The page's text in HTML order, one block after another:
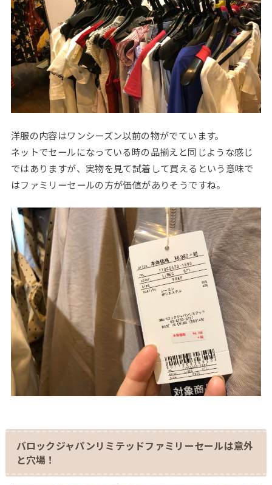
洋服の内容はワンシーズン以前の物がでています。
ネットでセールになっている時の品揃えと同じような感じ
ではありますが、実物を見て試着して買えるという意味で
はファミリーセールの方が価値がありそうですね。
バロックジャパンリミテッドファミリーセールは意外
と穴場！